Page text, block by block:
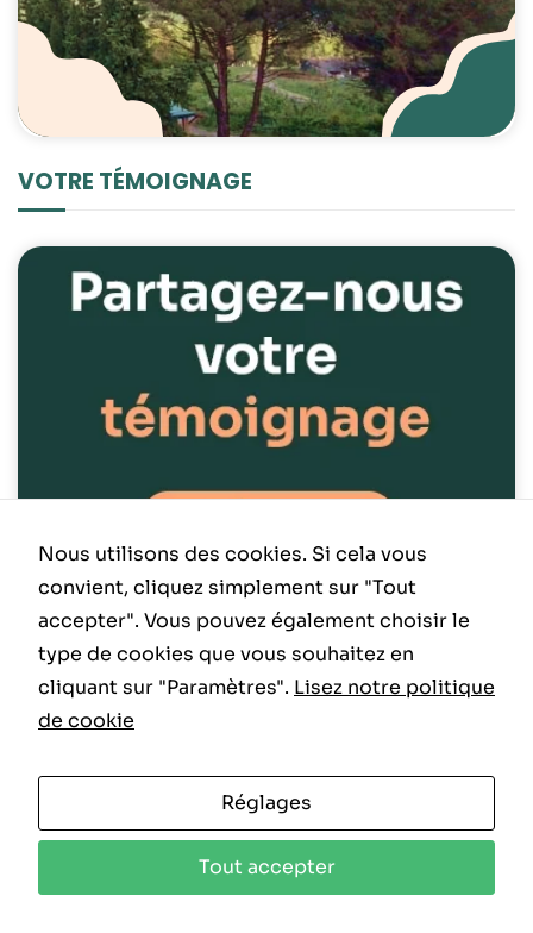
VOTRE TÉMOIGNAGE
ACTUALITÉ
Nous utilisons des cookies. Si cela vous
convient, cliquez simplement sur "Tout
accepter". Vous pouvez également choisir le
type de cookies que vous souhaitez en
cliquant sur "Paramètres". Lisez notre politique
de cookie
Réglages
Tout accepter